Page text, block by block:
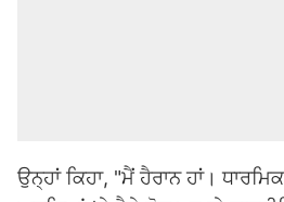
ਉਨ੍ਹਾਂ ਕਿਹਾ, "ਮੈਂ ਹੈਰਾਨ ਹਾਂ।